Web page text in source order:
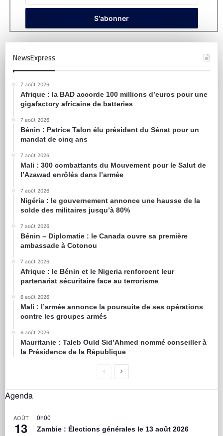
NewsExpress
7 août 2026
Afrique : la BAD accorde 100 millions d’euros pour une
gigafactory africaine de batteries
7 août 2026
Bénin : Patrice Talon élu président du Sénat pour un
mandat de cinq ans
7 août 2026
Mali : 300 combattants du Mouvement pour le Salut de
l’Azawad enrôlés dans l’armée
7 août 2026
Nigéria : le gouvernement annonce une hausse de la
solde des militaires jusqu’à 80%
7 août 2026
Bénin – Diplomatie : le Canada ouvre sa première
ambassade à Cotonou
7 août 2026
Afrique : le Bénin et le Nigeria renforcent leur
partenariat sécuritaire face au terrorisme
6 août 2026
Mali : l’armée annonce la poursuite de ses opérations
contre les groupes armés
6 août 2026
Mauritanie : Taleb Ould Sid’Ahmed nommé conseiller à
la Présidence de la République
Agenda
AOÛT
13
0h00
Zambie : Élections générales le 13 août 2026